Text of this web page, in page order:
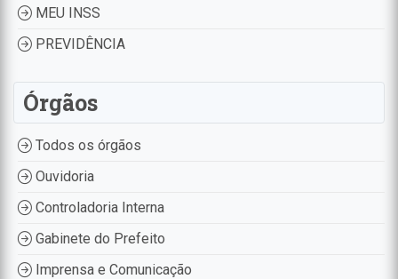
MEU INSS
PREVIDÊNCIA
Órgãos
Todos os órgãos
Ouvidoria
Controladoria Interna
Gabinete do Prefeito
Imprensa e Comunicação